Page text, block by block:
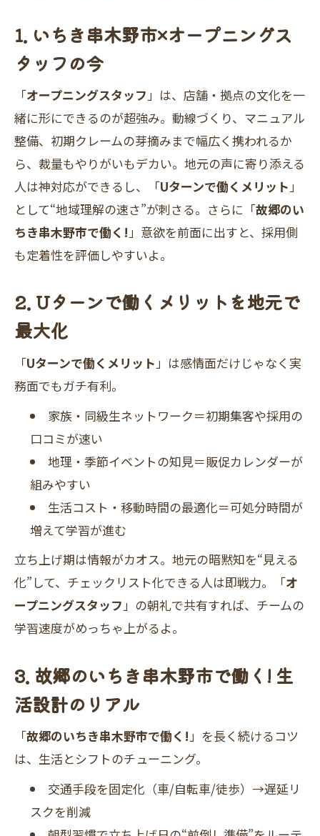
1. いちき串木野市×オープニングス
タッフの今
「オープニングスタッフ」は、店舗・拠点の文化を一
緒に形にできるのが超強み。動線づくり、マニュアル
整備、初期クレームの芽摘みまで幅広く携われるか
ら、裁量もやりがいもデカい。地元の声に寄り添える
人は神対応ができるし、「Uターンで働くメリット」
として“地域理解の速さ”が刺さる。さらに「故郷のい
ちき串木野市で働く!」意欲を前面に出すと、採用側
も定着性を評価しやすいよ。
2. Uターンで働くメリットを地元で
最大化
「Uターンで働くメリット」は感情面だけじゃなく実
務面でもガチ有利。
家族・同級生ネットワーク＝初期集客や採用の
口コミが速い
地理・季節イベントの知見＝販促カレンダーが
組みやすい
生活コスト・移動時間の最適化＝可処分時間が
増えて学習が進む
立ち上げ期は情報がカオス。地元の暗黙知を“見える
化”して、チェックリスト化できる人は即戦力。「オ
ープニングスタッフ」の朝礼で共有すれば、チームの
学習速度がめっちゃ上がるよ。
3. 故郷のいちき串木野市で働く! 生
活設計のリアル
「故郷のいちき串木野市で働く!」を長く続けるコツ
は、生活とシフトのチューニング。
交通手段を固定化（車/自転車/徒歩）→遅延リ
スクを削減